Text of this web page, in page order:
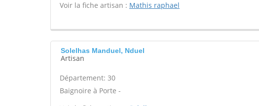
Voir la fiche artisan : Mathis raphael
Solelhas Manduel, Nduel
Artisan
Département: 30
Baignoire à Porte -